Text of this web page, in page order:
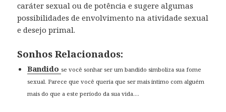
caráter sexual ou de potência e sugere algumas
possibilidades de envolvimento na atividade sexual
e desejo primal.
Sonhos Relacionados:
Bandido se você sonhar ser um bandido simboliza sua fome
sexual. Parece que você queria que ser mais íntimo com alguém
mais do que a este período da sua vida....